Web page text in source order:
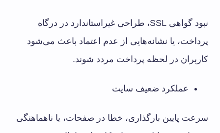
نبود گواهی SSL، طراحی غیراستاندارد در درگاه
پرداخت، یا نشانه‌هایی از عدم اعتماد باعث می‌شود
کاربران در لحظه پرداخت مردد شوند.
عملکرد ضعیف سایت
سرعت پایین بارگذاری، خطا در صفحات، یا ناهماهنگی